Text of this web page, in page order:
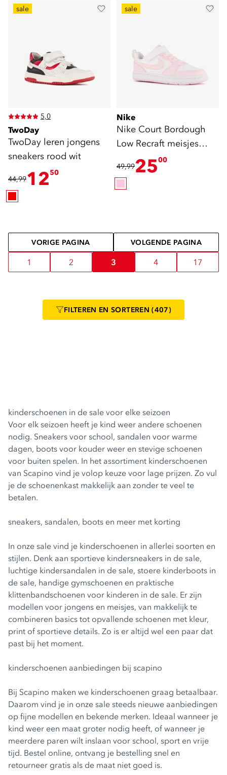
sale
5,0
TwoDay
TwoDay leren jongens
sneakers rood wit
44,991250
sale
Nike
Nike Court Bordough
Low Recraft meisjes
sneakers roze
49,992500
VORIGE PAGINA VOLGENDE PAGINA
1 2 3 4 17
FILTEREN EN SORTEREN (407)
kinderschoenen in de sale voor elke seizoen
Voor elk seizoen heeft je kind weer andere schoenen
nodig. Sneakers voor school, sandalen voor warme
dagen, boots voor kouder weer en stevige schoenen
voor buiten spelen. In het assortiment kinderschoenen
van Scapino vind je volop keuze voor lage prijzen. Zo vul
je de schoenenkast makkelijk aan zonder te veel te
betalen.
sneakers, sandalen, boots en meer met korting
In onze sale vind je kinderschoenen in allerlei soorten en
stijlen. Denk aan sportieve kindersneakers in de sale,
luchtige kindersandalen in de sale, stoere kinderboots in
de sale, handige gymschoenen en praktische
klittenbandschoenen voor kinderen in de sale. Er zijn
modellen voor jongens en meisjes, van makkelijk te
combineren basics tot opvallende schoenen met kleur,
print of sportieve details. Zo is er altijd wel een paar dat
past bij het moment.
kinderschoenen aanbiedingen bij scapino
Bij Scapino maken we kinderschoenen graag betaalbaar.
Daarom vind je in onze sale steeds nieuwe aanbiedingen
op fijne modellen en bekende merken. Ideaal wanneer je
kind weer een maat groter nodig heeft, of wanneer je
meerdere paren wilt inslaan voor school, sport en vrije
tijd. Bestel online, ontvang je bestelling snel en
retourneer gratis als de maat niet goed is.